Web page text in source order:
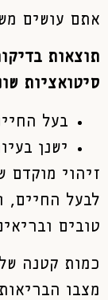
אתם עושים
תוצאות
סיטואציות
בעל
ישנן
זיהוי מוקדם
לבעל החיים,
טובים
כמות קטנה
מצבו